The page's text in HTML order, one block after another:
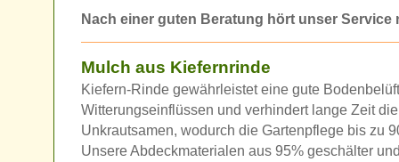
Nach einer guten Beratung hört unser Service
Mulch aus Kiefernrinde
Kiefern-Rinde gewährleistet eine gute
Witterungseinflüssen und verhindert lange Zeit
Unkrautsamen, wodurch die Gartenpflege bis zu
Unsere Abdeckmaterialen aus 95% geschälter